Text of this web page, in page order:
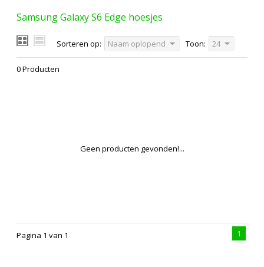
Samsung Galaxy S6 Edge hoesjes
Sorteren op: Naam oplopend Toon: 24
0 Producten
Geen producten gevonden!...
Pagina 1 van 1 1